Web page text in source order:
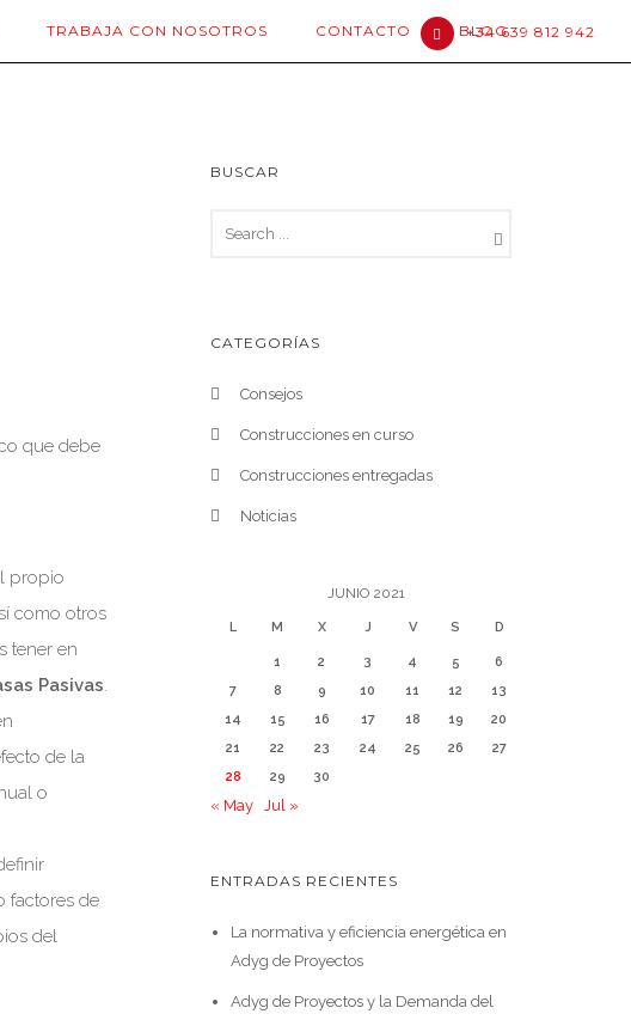
+34 639 812 942
TRABAJA CON NOSOTROS CONTACTO BLOG
que debe
propio
como otros
tener en
Pasivas.
de la
o
factores de
del
BUSCAR
CATEGORÍAS
Consejos
Construcciones en curso
Construcciones entregadas
Noticias
JUNIO 2021
L M X J V S D
1 2 3 4 5
6
7
8 9 10 11 12
13
14
15 16 17 18 19
20
21
22 23 24 25 26
27
28
29 30
« May Jul »
ENTRADAS RECIENTES
La normativa y eficiencia energética en
Adyg de Proyectos
Adyg de Proyectos y la Demanda del